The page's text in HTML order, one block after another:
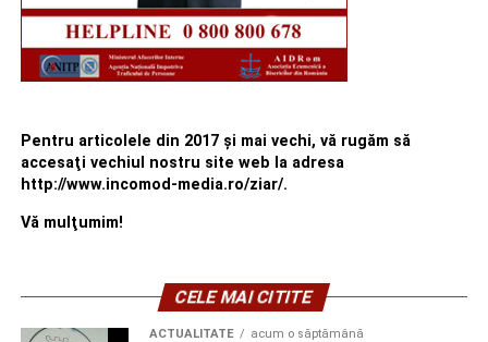
Pentru articolele din 2017 şi mai vechi, vă rugăm să
accesaţi vechiul nostru site web la adresa
http://www.incomod-media.ro/ziar/.
Vă mulţumim!
CELE MAI CITITE
ACTUALITATE acum o săptămână